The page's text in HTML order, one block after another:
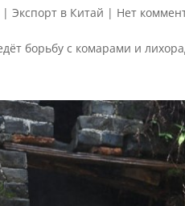
|Экспорт в Китай | Нет